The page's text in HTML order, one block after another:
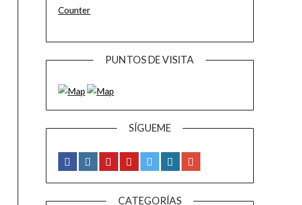
Counter
PUNTOS DE VISITA
SÍGUEME
CATEGORÍAS